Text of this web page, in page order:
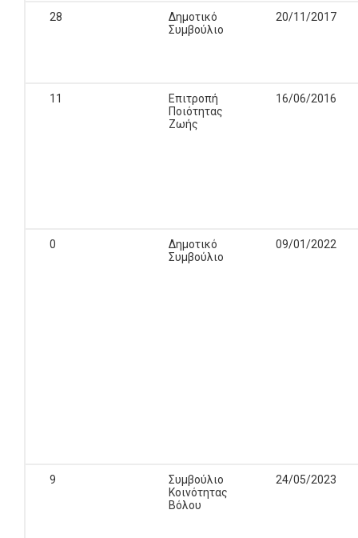
28
Δημοτικό
Συμβούλιο
20/11/2017
11
Επιτροπή
Ποιότητας
Ζωής
16/06/2016
0
Δημοτικό
Συμβούλιο
09/01/2022
9
Συμβούλιο
Κοινότητας
Βόλου
24/05/2023